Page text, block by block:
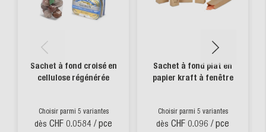
Sachet à fond croisé en
cellulose régénérée
Choisir parmi 5 variantes
dès CHF 0.0584 / pce
Sachet à fond plat en
papier kraft à fenêtre
Choisir parmi 5 variantes
dès CHF 0.096 / pce